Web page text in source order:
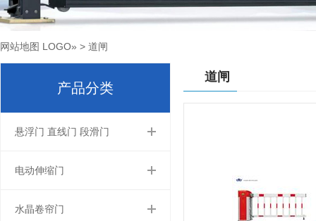
网站地图 LOGO» > 道闸
产品分类
悬浮门 直线门 段滑门
电动伸缩门
水晶卷帘门
道闸